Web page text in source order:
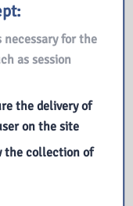
necessary for the
as session
the delivery of
on the site
the collection of